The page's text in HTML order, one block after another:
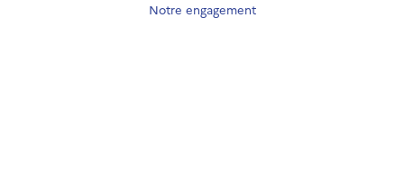
Notre engagement